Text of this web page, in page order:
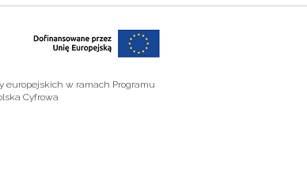
europejskich w ramach Programu
Cyfrowa